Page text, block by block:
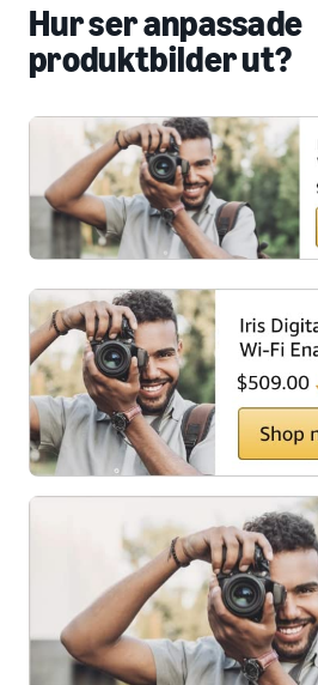
Hur ser anpassade
produktbilder ut?